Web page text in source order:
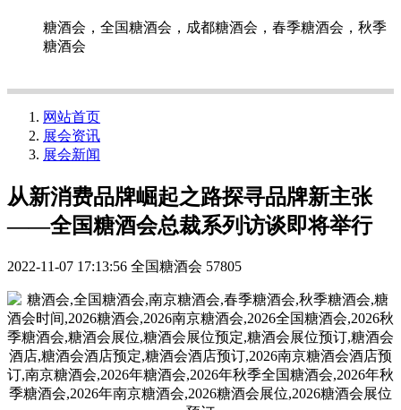
糖酒会，全国糖酒会，成都糖酒会，春季糖酒会，秋季
糖酒会
网站首页
展会资讯
展会新闻
从新消费品牌崛起之路探寻品牌新主张
——全国糖酒会总裁系列访谈即将举行
2022-11-07 17:13:56 全国糖酒会 57805